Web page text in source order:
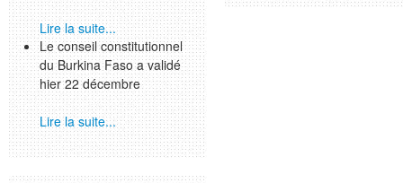
Lire la suite...
Le conseil constitutionnel
du Burkina Faso a validé
hier 22 décembre
Lire la suite...